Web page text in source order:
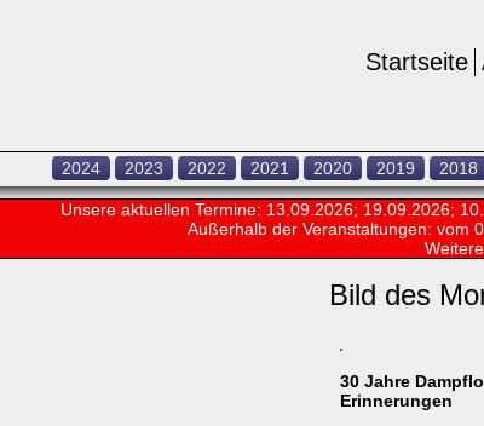
Startseite
2024 2023 2022 2021 2020 2019 2018
Unsere aktuellen Termine: 13.09.2026; 19.09.2026;
Außerhalb der Veranstaltungen:vom
Bild des
30 Jahre
Erinnerungen